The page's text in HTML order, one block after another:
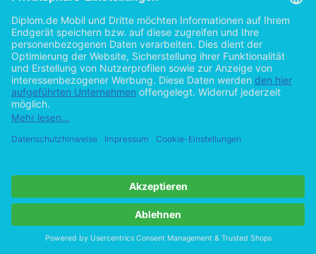
Ruhrgebietes waren in der Zeit vor und nach dem Zweiten Weltkrieg Spieler ­ die vor
der Einführung des Profitums neben dem aktiven Sport alle einer Erwerbstätigkeit
nachgingen ­ und Zuschauer sozial auf gleicher Ebene gestellt. Beide waren im
Kohlebergwerk oder in der Stahlfabrik angestellt und dort Arbeitskollegen. Am
Wochenende traf man sich auf dem Fußballplatz, wo man sich nach dem Spiel in der
Vereinskneipe wiedertraf, sich dort unterhielt oder zusammen ein Bier trank. Es war
aktiver Spieler war, ein selbstverständlicher Teil des Ganzen war und das Gefühl haben